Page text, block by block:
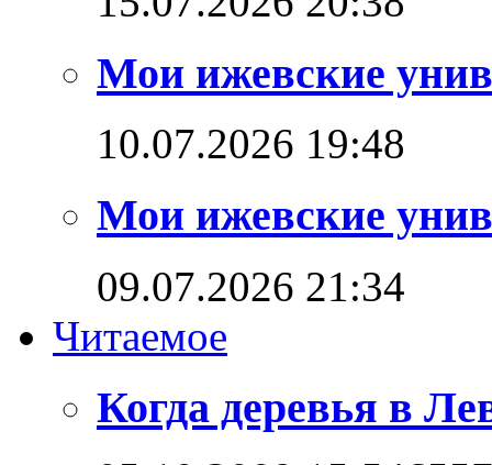
Мои ижевские
10.07.2026 19:48
Мои ижевские
09.07.2026 21:34
Читаемое
Когда деревья в